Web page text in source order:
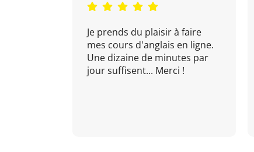
Je prends du plaisir à faire
mes cours d'anglais en ligne.
Une dizaine de minutes par
jour suffisent... Merci !